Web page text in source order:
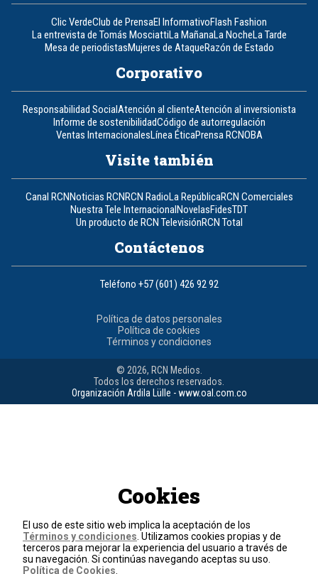
Clic VerdeClub de PrensaEl InformativoFlash Fashion
La entrevista de Tomás MosciattiLa MañanaLa NocheLa Tarde
Mesa de periodistasMujeres de AtaqueRazón de Estado
Corporativo
Responsabilidad SocialAtención al clienteAtención al inversionista
Informe de sostenibilidadCódigo de autorregulación
Ventas InternacionalesLínea ÉticaPrensa RCNOBA
Visite también
Canal RCNNoticias RCNRCN RadioLa RepúblicaRCN Comerciales
Nuestra Tele InternacionalNovelasFidesTDT
Un producto de RCN TelevisiónRCN Total
Contáctenos
Teléfono +57 (601) 426 92 92
Política de datos personales
Política de cookies
Términos y condiciones
© 2026, RCN Medios.
Todos los derechos reservados.
Organización Ardila Lülle - www.oal.com.co
Cookies
El uso de este sitio web implica la aceptación de los
Términos y condiciones . Utilizamos cookies propias y de
terceros para mejorar la experiencia del usuario a través de
su navegación. Si continúas navegando aceptas su uso.
Política de Cookies